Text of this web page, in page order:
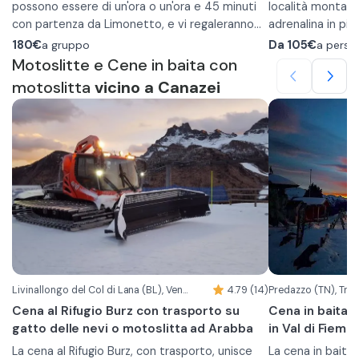
compiuti
La durata e il percorso potranno subire delle
variazioni o cancellazioni in base alle condizioni
meteo e della neve.
In caso di esigenze o allergie alimentari si prega
di contattare direttamente la struttura.
possono essere di un'ora o un'ora e 45 minuti
con partenza da Limonetto, e vi regaleranno
un'esperienza immersa nella bellezza delle Alpi
Marittime.
Il tour è perfetto per immergervi nei paesaggi
innevati, permettendovi di assaporare
silenziosi e ammirate panorami mozzafiato.
Le motoslitte sono progettate per al massimo
2 persone e si ricorda che è necessaria la
patente di guida B per guidarle, garantendo
un'esperienza sicura e coinvolgente tra le
meraviglie alpine.
180€a gruppo
località
adrenalina in
La partenza è
Rosso
partirete,
lungo un
raggiungere lo
Lo chalet vi
possibilità di
prodotti locali
un antipasto,
le bevande
Tra le proposte
taglieri,
termine della
punto
La motoslitta
da chi
In caso di
specifiche sarà
direttamente il
Da 105€a
Motoslitte e Cene in baita con
motoslitta vicino a Canazei
Livinallongo del Col di Lana (BL), Veneto 4.79 (14)
Cena al Rifugio Burz con trasporto su
gatto delle nevi o motoslitta ad Arabba
La cena al Rifugio Burz, con trasporto, unisce
Predazzo (TN),
Cena in baita
in Val di
La cena in